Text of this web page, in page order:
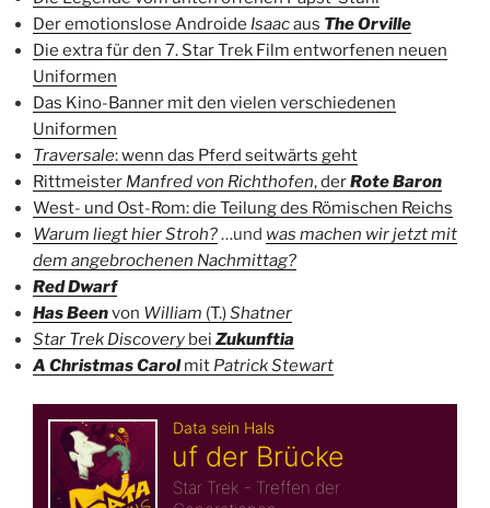
Der emotionslose Androide Isaacaus The Orville
Die extra für den 7. Star Trek Film entworfenen neuen
Uniformen
Das Kino-Banner mit den vielen verschiedenen
Uniformen
Traversale: wenn das Pferd seitwärts geht
Rittmeister Manfred von Richthofen, derRote Baron
West- und Ost-Rom: die Teilung des Römischen Reichs
Warum liegt hier Stroh?…und was machen wir jetzt mit
dem angebrochenen Nachmittag?
Red Dwarf
Has Beenvon William (T.)Shatner
Star Trek Discovery bei Zukunftia
A Christmas Carolmit Patrick Stewart